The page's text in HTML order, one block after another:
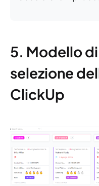
5. Modello
selezione
ClickUp